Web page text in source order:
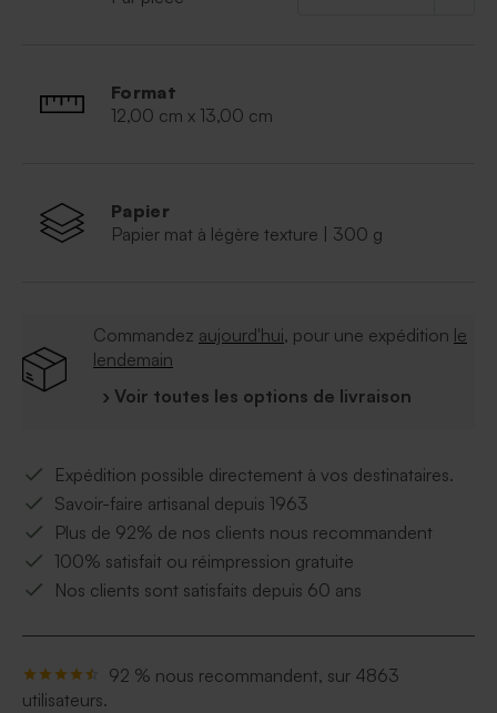
Format
12,00 cm x 13,00 cm
Papier
Papier mat à légère texture | 300 g
Commandez aujourd'hui, pour une expédition le
lendemain
› Voir toutes les options de livraison
Expédition possible directement à vos destinataires.
Savoir-faire artisanal depuis 1963
Plus de 92% de nos clients nous recommandent
100% satisfait ou réimpression gratuite
Nos clients sont satisfaits depuis 60 ans
92 % nous recommandent, sur 4863
utilisateurs.